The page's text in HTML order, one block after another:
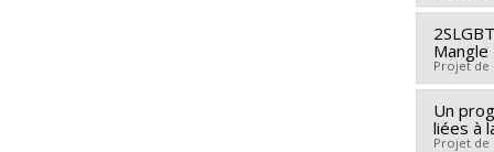
Emily
Grant
Lead
Co-
Grant
Mangle
Projet de
Lead
Co-
Un
liées à
Projet de